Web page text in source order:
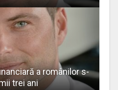
a românilor s-
trei ani